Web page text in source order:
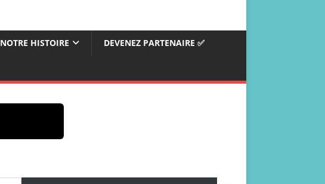
NOTRE HISTOIRE DEVENEZ PARTENAIRE ✅